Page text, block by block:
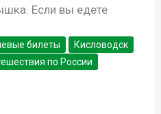
Если вы едете
билеты
Кисловодск
по России